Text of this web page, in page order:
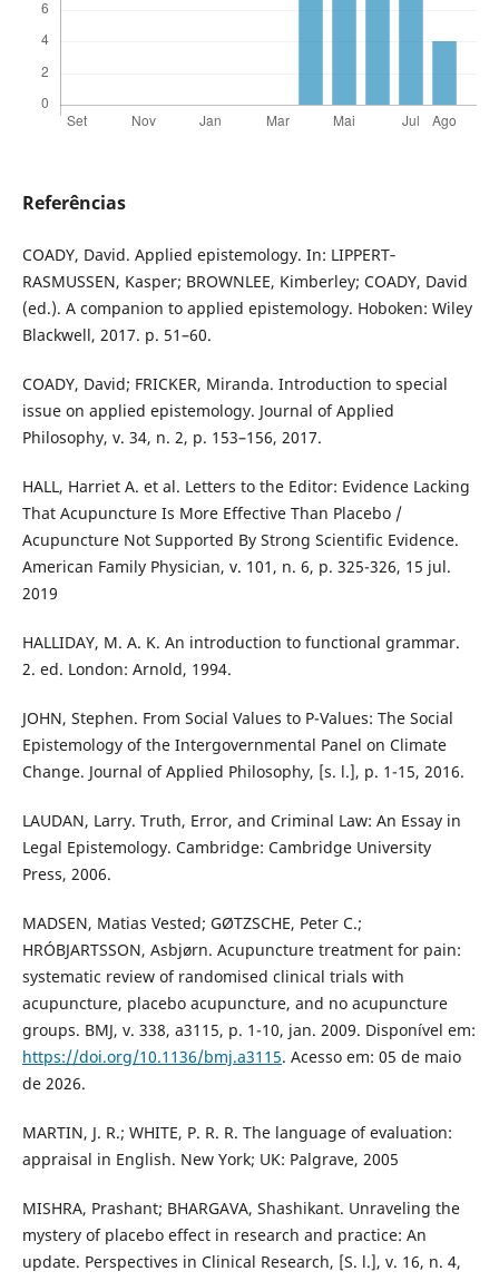
Referências
COADY, David. Applied epistemology. In: LIPPERT‐
RASMUSSEN, Kasper; BROWNLEE, Kimberley; COADY, David
(ed.). A companion to applied epistemology. Hoboken: Wiley
Blackwell, 2017. p. 51–60.
COADY, David; FRICKER, Miranda. Introduction to special
issue on applied epistemology. Journal of Applied
Philosophy, v. 34, n. 2, p. 153–156, 2017.
HALL, Harriet A. et al. Letters to the Editor: Evidence Lacking
That Acupuncture Is More Effective Than Placebo /
Acupuncture Not Supported By Strong Scientific Evidence.
American Family Physician, v. 101, n. 6, p. 325-326, 15 jul.
2019
HALLIDAY, M. A. K. An introduction to functional grammar.
2. ed. London: Arnold, 1994.
JOHN, Stephen. From Social Values to P-Values: The Social
Epistemology of the Intergovernmental Panel on Climate
Change. Journal of Applied Philosophy, [s. l.], p. 1-15, 2016.
LAUDAN, Larry. Truth, Error, and Criminal Law: An Essay in
Legal Epistemology. Cambridge: Cambridge University
Press, 2006.
MADSEN, Matias Vested; GØTZSCHE, Peter C.;
HRÓBJARTSSON, Asbjørn. Acupuncture treatment for pain:
systematic review of randomised clinical trials with
acupuncture, placebo acupuncture, and no acupuncture
groups. BMJ, v. 338, a3115, p. 1-10, jan. 2009. Disponível em:
https://doi.org/10.1136/bmj.a3115. Acesso em: 05 de maio
de 2026.
MARTIN, J. R.; WHITE, P. R. R. The language of evaluation:
appraisal in English. New York; UK: Palgrave, 2005
MISHRA, Prashant; BHARGAVA, Shashikant. Unraveling the
mystery of placebo effect in research and practice: An
update. Perspectives in Clinical Research, [S. l.], v. 16, n. 4,